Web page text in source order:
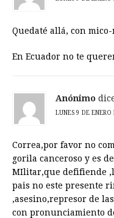
Quedaté allá, con
En Ecuador no te
Anónimo
LUNES 9 DE
Correa,por favor no
gorila canceroso y es
MIlitar,que defifiende
pais no este presente
,asesino,represor de
con pronunciamiento